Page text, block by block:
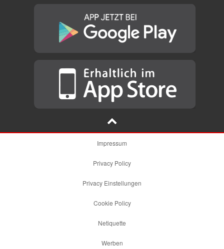
Impressum
Privacy Policy
Privacy Einstellungen
Cookie Policy
Netiquette
Werben